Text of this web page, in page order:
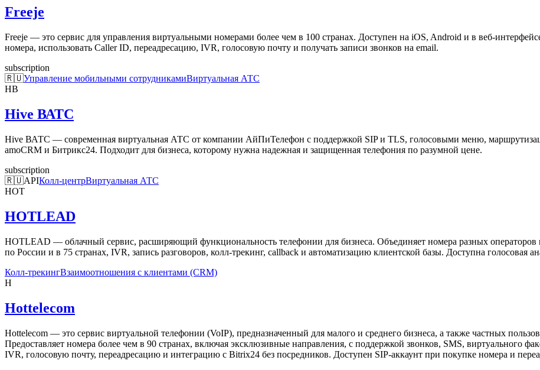
Freeje
Freeje — это сервис для управления виртуальными номерами более чем в 100 странах. Доступен на iOS, Android и в веб-
номера, использовать Caller ID, переадресацию, IVR, голосовую почту и получать записи звонков на email.
subscription
🇷🇺Управление мобильными сотрудникамиВиртуальная АТС
HВ
Hive ВАТС
Hive ВАТС — современная виртуальная АТС от компании АйПиТелефон с поддержкой SIP и TLS, голосовыми меню,
amoCRM и Битрикс24. Подходит для бизнеса, которому нужна надежная и защищенная телефония по разумной цене.
subscription
🇷🇺APIКолл-центрВиртуальная АТС
HOT
HOTLEAD
HOTLEAD — облачный сервис, расширяющий функциональность телефонии для бизнеса. Объединяет номера разных операторов
по России и в 75 странах, IVR, запись разговоров, колл-трекинг, callback и автоматизацию клиентской базы. Доступна голосовая
Колл-трекингВзаимоотношения с клиентами (CRM)
H
Hottelecom
Hottelecom — это сервис виртуальной телефонии (VoIP), предназначенный для малого и среднего бизнеса, а также частных
Предоставляет номера более чем в 90 странах, включая эксклюзивные направления, с поддержкой звонков, SMS, виртуального
IVR, голосовую почту, переадресацию и интеграцию с Bitrix24 без посредников. Доступен SIP-аккаунт при покупке номера и